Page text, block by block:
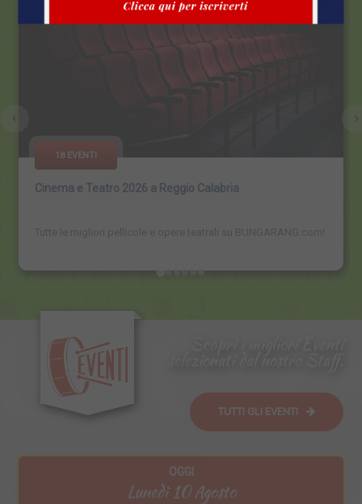
18 EVENTI
Cinema e Teatro 2026 a Reggio Calabria
TUTTI GLI EVENTI
OGGI
Lunedì 10 Agosto